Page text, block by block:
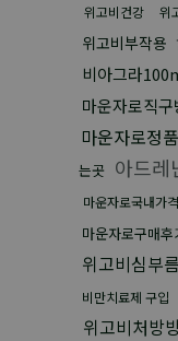
위고비건강 위
위고비부작용
비아그라
마운자로직구
마운자로정
는곳 아드레
마운자로국내가격
마운자로구매후
위고비심부름
비만치료제 구입
위고비처방